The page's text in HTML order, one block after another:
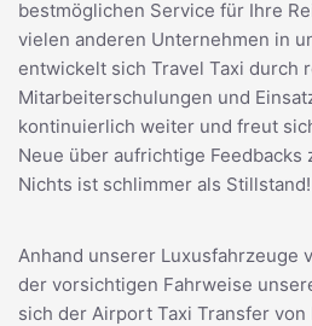
bestmöglichen Service für Ihre
vielen anderen Unternehmen in
entwickelt sich Travel Taxi durch
Mitarbeiterschulungen und
kontinuierlich weiter und freut
Neue über aufrichtige Feedbacks
Nichts ist schlimmer als Stillstand!
Anhand unserer Luxusfahrzeuge
der vorsichtigen Fahrweise
sich der Airport Taxi Transfer